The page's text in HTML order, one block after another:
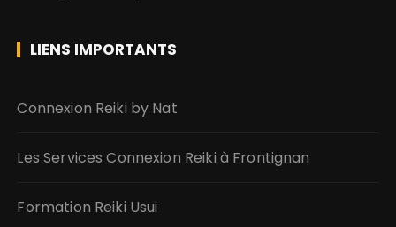
LIENS IMPORTANTS
Connexion Reiki by Nat
Les Services Connexion Reiki à Frontignan
Formation Reiki Usui